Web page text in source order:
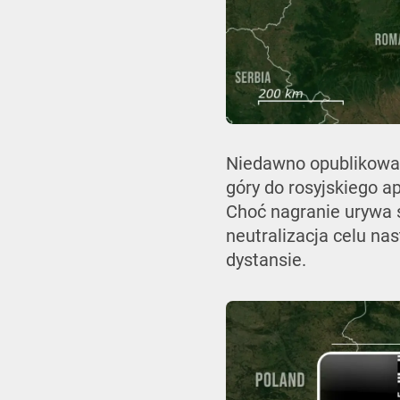
Niedawno
góry do rosyjskiego
Choć nagranie
neutralizacja celu
dystansie.